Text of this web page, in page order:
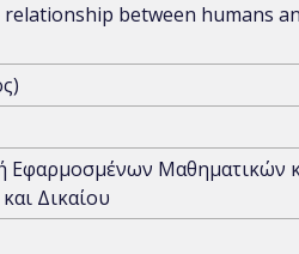
between humans
Εφαρμοσμένων Μαθηματικών
Δικαίου